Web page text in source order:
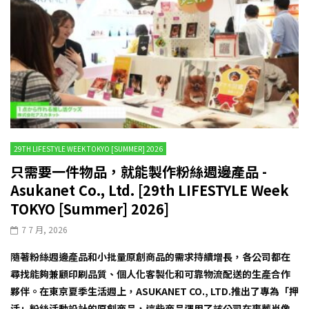
29TH LIFESTYLE WEEK TOKYO [SUMMER] 2026
只需要一件物品，就能製作粉絲週邊產品 -
Asukanet Co., Ltd. [29th LIFESTYLE Week
TOKYO [Summer] 2026]
7 7 月, 2026
隨著粉絲週邊產品和小批量原創商品的需求持續增長，各公司都在
尋找能夠兼顧印刷品質、個人化客製化和可靠物流配送的生產合作
夥伴。在東京夏季生活週上，ASUKANET CO., LTD.推出了專為「押